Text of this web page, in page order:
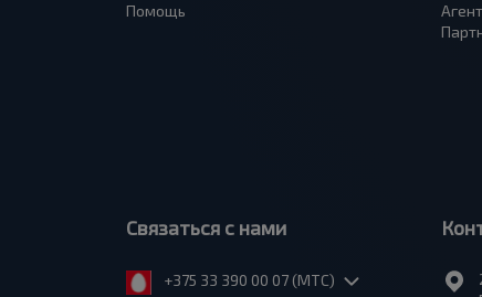
Помощь
Связаться с нами
+375 33 390 00 07 (МТС)